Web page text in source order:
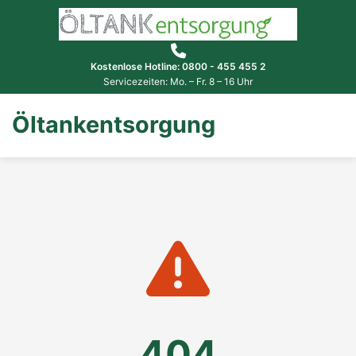
Kostenlose Hotline: 0800 - 455 455 2
Servicezeiten: Mo. – Fr. 8 – 16 Uhr
Öltankentsorgung